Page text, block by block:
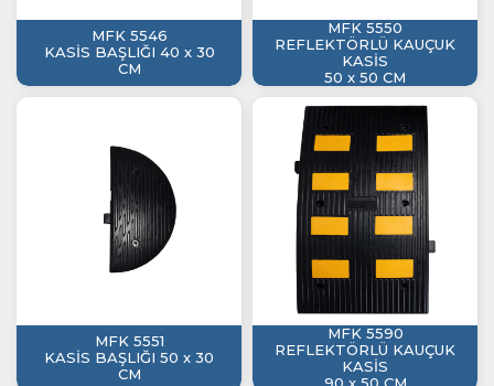
MFK 5546
KASİS BAŞLIĞI 40 x 30
CM
MFK 5550
REFLEKTÖRLÜ KAUÇUK
KASİS
50 x 50 CM
MFK 5551
KASİS BAŞLIĞI 50 x 30
CM
MFK 5590
REFLEKTÖRLÜ KAUÇUK
KASİS